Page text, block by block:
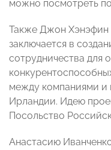
можно посмотреть по
Также Джон Хэнэфин
заключается в
сотрудничества для
между компаниями и
Ирландии. Идею
Посольство
Анастасию